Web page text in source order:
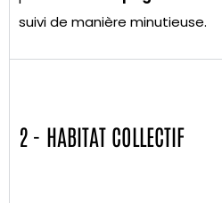
suivi de manière minutieuse.
2 - HABITAT COLLECTIF